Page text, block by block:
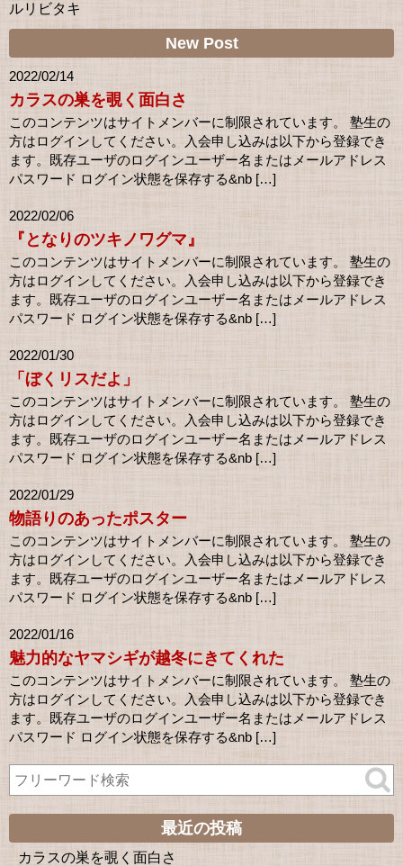
ルリビタキ
New Post
2022/02/14
カラスの巣を覗く面白さ
このコンテンツはサイトメンバーに制限されています。 塾生の
方はログインしてください。入会申し込みは以下から登録でき
ます。既存ユーザのログインユーザー名またはメールアドレス
パスワード ログイン状態を保存する&nb […]
2022/02/06
『となりのツキノワグマ』
このコンテンツはサイトメンバーに制限されています。 塾生の
方はログインしてください。入会申し込みは以下から登録でき
ます。既存ユーザのログインユーザー名またはメールアドレス
パスワード ログイン状態を保存する&nb […]
2022/01/30
「ぼくリスだよ」
このコンテンツはサイトメンバーに制限されています。 塾生の
方はログインしてください。入会申し込みは以下から登録でき
ます。既存ユーザのログインユーザー名またはメールアドレス
パスワード ログイン状態を保存する&nb […]
2022/01/29
物語りのあったポスター
このコンテンツはサイトメンバーに制限されています。 塾生の
方はログインしてください。入会申し込みは以下から登録でき
ます。既存ユーザのログインユーザー名またはメールアドレス
パスワード ログイン状態を保存する&nb […]
2022/01/16
魅力的なヤマシギが越冬にきてくれた
このコンテンツはサイトメンバーに制限されています。 塾生の
方はログインしてください。入会申し込みは以下から登録でき
ます。既存ユーザのログインユーザー名またはメールアドレス
パスワード ログイン状態を保存する&nb […]
最近の投稿
カラスの巣を覗く面白さ